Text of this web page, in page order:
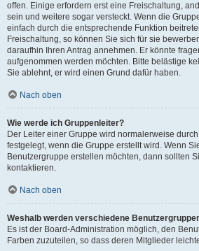
offen. Einige erfordern erst eine Freischaltung,
sein und weitere sogar versteckt. Wenn die
einfach durch die entsprechende Funktion
Freischaltung, so können Sie sich für sie
daraufhin Ihren Antrag annehmen. Er könnte
aufgenommen werden möchten. Bitte belästige
Sie ablehnt, er wird einen Grund dafür haben.
Nach oben
Wie werde ich Gruppenleiter?
Der Leiter einer Gruppe wird normalerweise
festgelegt, wenn die Gruppe erstellt wird. Wenn
Benutzergruppe erstellen möchten, dann sollten
kontaktieren.
Nach oben
Weshalb werden verschiedene
Es ist der Board-Administration möglich, den
Farben zuzuteilen, so dass deren Mitglieder